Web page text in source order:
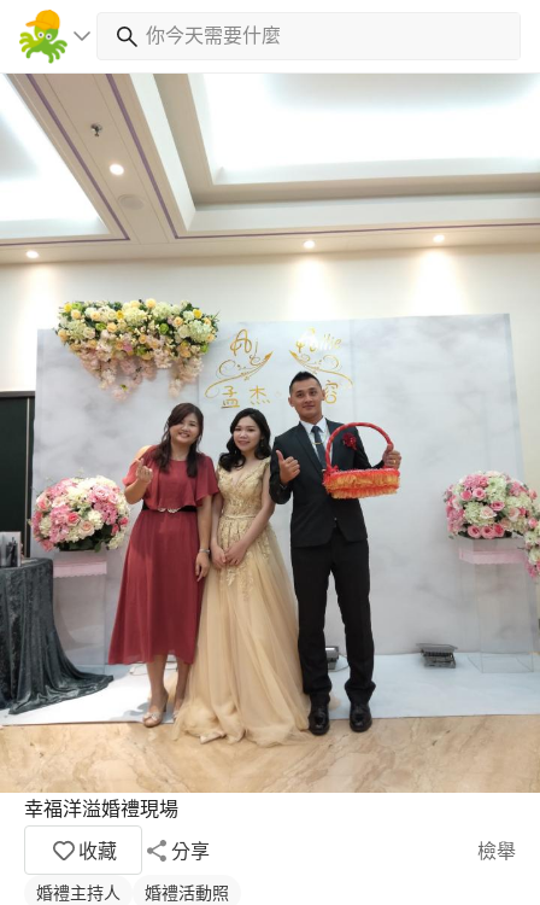
幸福洋溢婚禮現場
收藏
分享 檢舉
婚禮主持人
婚禮活動照